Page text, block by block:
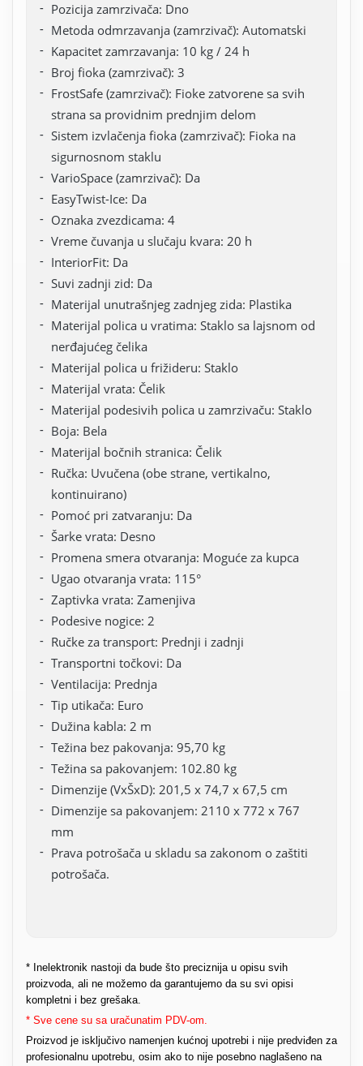
Pozicija zamrzivača: Dno
Metoda odmrzavanja (zamrzivač): Automatski
Kapacitet zamrzavanja: 10 kg / 24 h
Broj fioka (zamrzivač): 3
FrostSafe (zamrzivač): Fioke zatvorene sa svih
strana sa providnim prednjim delom
Sistem izvlačenja fioka (zamrzivač): Fioka na
sigurnosnom staklu
VarioSpace (zamrzivač): Da
EasyTwist-Ice: Da
Oznaka zvezdicama: 4
Vreme čuvanja u slučaju kvara: 20 h
InteriorFit: Da
Suvi zadnji zid: Da
Materijal unutrašnjeg zadnjeg zida: Plastika
Materijal polica u vratima: Staklo sa lajsnom od
nerđajućeg čelika
Materijal polica u frižideru: Staklo
Materijal vrata: Čelik
Materijal podesivih polica u zamrzivaču: Staklo
Boja: Bela
Materijal bočnih stranica: Čelik
Ručka: Uvučena (obe strane, vertikalno,
kontinuirano)
Pomoć pri zatvaranju: Da
Šarke vrata: Desno
Promena smera otvaranja: Moguće za kupca
Ugao otvaranja vrata: 115°
Zaptivka vrata: Zamenjiva
Podesive nogice: 2
Ručke za transport: Prednji i zadnji
Transportni točkovi: Da
Ventilacija: Prednja
Tip utikača: Euro
Dužina kabla: 2 m
Težina bez pakovanja: 95,70 kg
Težina sa pakovanjem: 102.80 kg
Dimenzije (VxŠxD): 201,5 x 74,7 x 67,5 cm
Dimenzije sa pakovanjem: 2110 x 772 x 767
mm
Prava potrošača u skladu sa zakonom o zaštiti
potrošača.
* Inelektronik nastoji da bude što preciznija u opisu svih
proizvoda, ali ne možemo da garantujemo da su svi opisi
kompletni i bez grešaka.
* Sve cene su sa uračunatim PDV-om.
Proizvod je isključivo namenjen kućnoj upotrebi i nije predviđen za
profesionalnu upotrebu, osim ako to nije posebno naglašeno na